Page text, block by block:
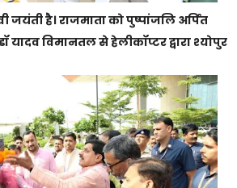
जयंती है। राजमाता को पुष्पांजलि अर्पित
यादव विमानतल से हेलीकॉप्टर द्वारा श्योपुर